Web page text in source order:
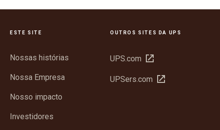
ESTE SITE
Nossas histórias
Nossa Empresa
Nosso impacto
Investidores
OUTROS SITES DA UPS
UPS.com Abrir
nova
UPSers.com Abrir